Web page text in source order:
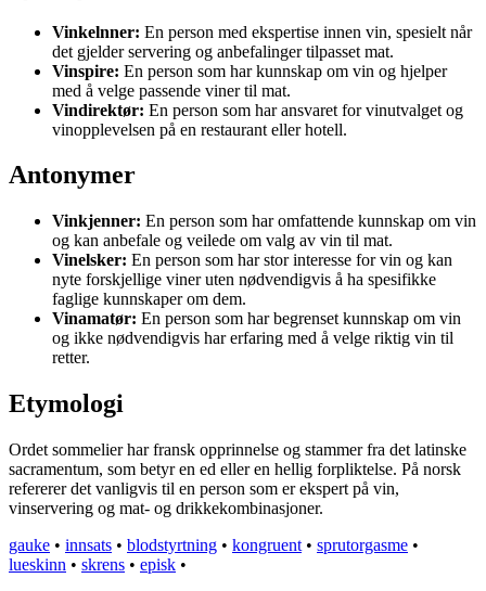
Vinkelnner: En person med ekspertise innen vin, spesielt når
det gjelder servering og anbefalinger tilpasset mat.
Vinspire: En person som har kunnskap om vin og hjelper
med å velge passende viner til mat.
Vindirektør: En person som har ansvaret for vinutvalget og
vinopplevelsen på en restaurant eller hotell.
Antonymer
Vinkjenner: En person som har omfattende kunnskap om vin
og kan anbefale og veilede om valg av vin til mat.
Vinelsker: En person som har stor interesse for vin og kan
nyte forskjellige viner uten nødvendigvis å ha spesifikke
faglige kunnskaper om dem.
Vinamatør: En person som har begrenset kunnskap om vin
og ikke nødvendigvis har erfaring med å velge riktig vin til
retter.
Etymologi
Ordet sommelier har fransk opprinnelse og stammer fra det latinske
sacramentum, som betyr en ed eller en hellig forpliktelse. På norsk
refererer det vanligvis til en person som er ekspert på vin,
vinservering og mat- og drikkekombinasjoner.
gauke • innsats • blodstyrtning • kongruent • sprutorgasme •
lueskinn • skrens • episk •